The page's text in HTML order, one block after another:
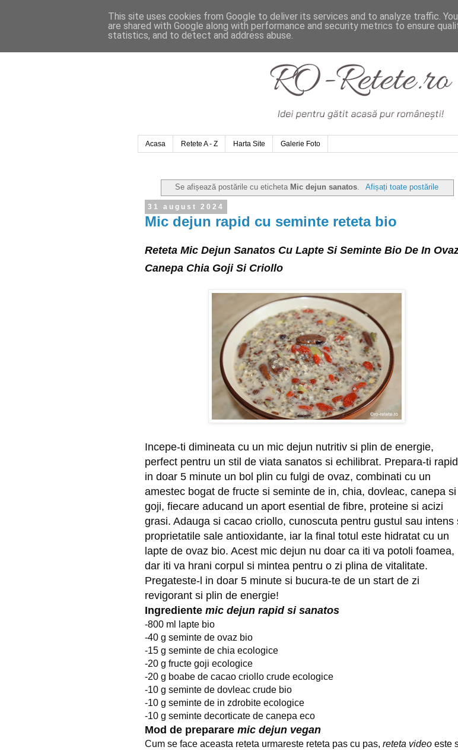
Acasa Retete A - Z Harta Site Galerie Foto
Se afișează postările cu eticheta Mic dejun sanatos. Afișați toate postările
31 august 2024
Mic dejun rapid cu seminte reteta bio
Reteta Mic Dejun Sanatos Cu Lapte Si Seminte Bio De In
Canepa Chia Goji Si Criollo
Incepe-ti dimineata cu un mic dejun nutritiv si plin de energie,
perfect pentru un stil de viata sanatos si echilibrat. Prepara-ti rapid
in doar 5 minute un bol plin cu fulgi de ovaz, combinati cu un
amestec bogat de fructe si seminte de in, chia, dovleac, canepa si
goji, fiecare aducand un aport esential de fibre, proteine si acizi
grasi. Adauga si cacao criollo, cunoscuta pentru gustul sau intens
proprietatile sale antioxidante, iar la final totul este hidratat cu un
lapte de ovaz bio. Acest mic dejun nu doar ca iti va potoli foamea,
dar iti va hrani corpul si mintea pentru o zi plina de vitalitate.
Pregateste-l in doar 5 minute si bucura-te de un start de zi
revigorant si plin de energie!
Ingrediente mic dejun rapid si sanatos
-800 ml lapte bio
-40 g seminte de ovaz bio
-15 g seminte de chia ecologice
-20 g fructe goji ecologice
-20 g boabe de cacao criollo crude ecologice
-10 g seminte de dovleac crude bio
-10 g seminte de in zdrobite ecologice
-10 g seminte decorticate de canepa eco
Mod de preparare mic dejun vegan
Cum se face aceasta reteta urmareste reteta pas cu pas, reteta video este
This site uses cookies from Google to deliver its services and to analyze traffic.
are shared with Google along with performance and security metrics to ensure
statistics, and to detect and address abuse.